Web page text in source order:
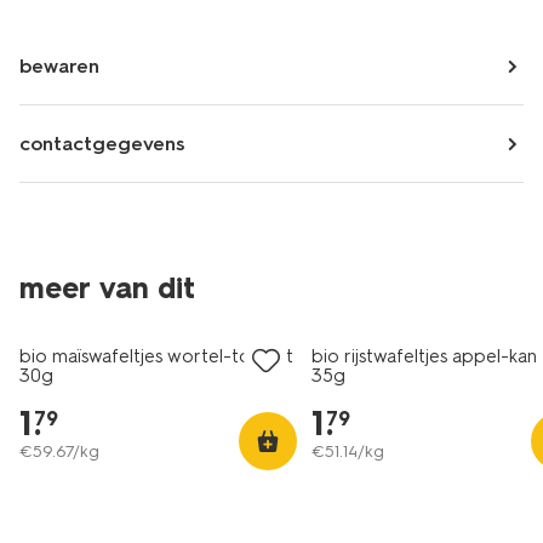
bewaren
contactgegevens
meer van dit
bio maïswafeltjes wortel-tomaat
30g
1.
79
€59.67/kg
bio rijstwafeltjes appel-
35g
1.
79
€51.14/kg